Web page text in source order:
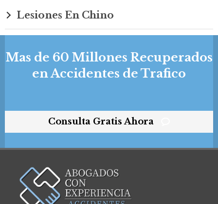
Lesiones En Chino
Mas de 60 Millones Recuperados
en Accidentes de Trafico
Consulta Gratis Ahora